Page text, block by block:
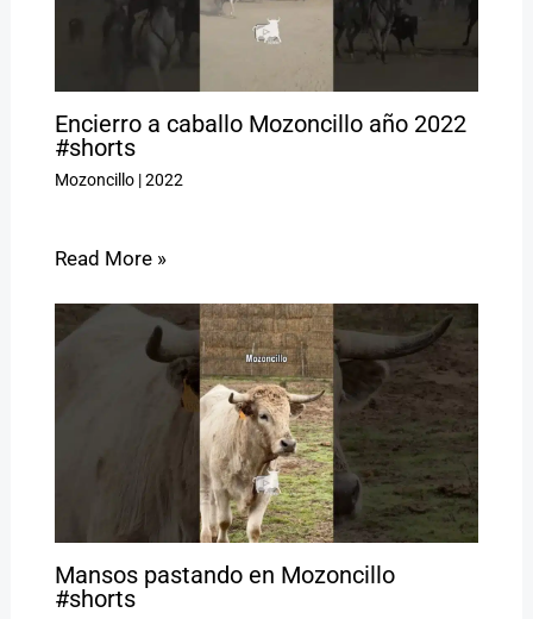
Encierro a caballo Mozoncillo año 2022
#shorts
Mozoncillo|2022
Read More »
Mansos pastando en Mozoncillo
#shorts